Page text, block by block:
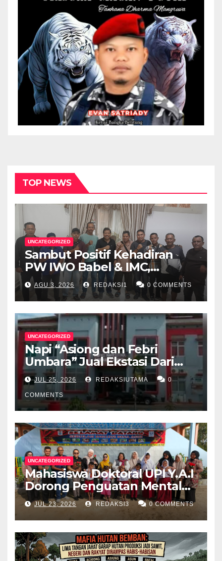
TOP NEWS
UNCATEGORIZED
Sambut Positif Kehadiran
PW IWO Babel & IMC,
Walikota Pangkalpinang
Apresiasi Peran Media Online
AGU 3, 2026 REDAKSI1 0 COMMENTS
UNCATEGORIZED
Napi “Asiong dan Febri
Umbara” Jual Ekstasi Dari
Dalam Lapas Rp 12 Juta/40
Butir
JUL 25, 2026 REDAKSIUTAMA 0
COMMENTS
UNCATEGORIZED
Mahasiswa Doktoral UPI Y.A.I
Dorong Penguatan Mental
Keluarga Anak
Berkebutuhan Khusus di
Palembang
JUL 23, 2026 REDAKSI3 0 COMMENTS